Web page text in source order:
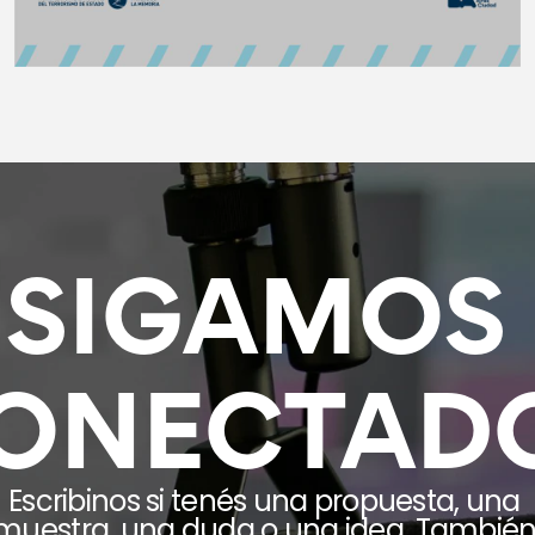
SIGAMOS
Escribinos si tenés una propuesta, una